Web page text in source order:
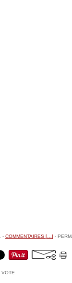
- COMMENTAIRES [ ] -
VOTE